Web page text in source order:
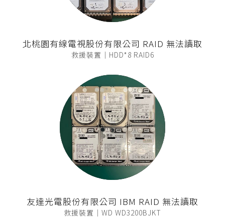
北桃園有線電視股份有限公司 RAID 無法讀取
救援裝置｜HDD*8 RAID6
友達光電股份有限公司 IBM RAID 無法讀取
救援裝置｜WD WD3200BJKT